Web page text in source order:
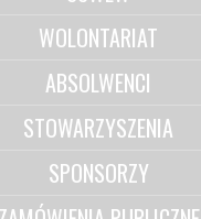
WOLONTARIAT
ABSOLWENCI
STOWARZYSZENIA
SPONSORZY